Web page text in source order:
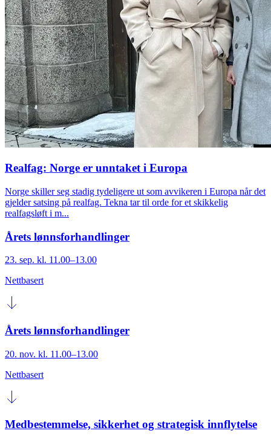
Realfag: Norge er unntaket i Europa
Norge skiller seg stadig tydeligere ut som avvikeren i Europa når det
gjelder satsing på realfag. Tekna tar til orde for et skikkelig
realfagsløft i m...
Årets lønnsforhandlinger
23. sep. kl. 11.00–13.00
Nettbasert
Årets lønnsforhandlinger
20. nov. kl. 11.00–13.00
Nettbasert
Medbestemmelse, sikkerhet og strategisk innflytelse